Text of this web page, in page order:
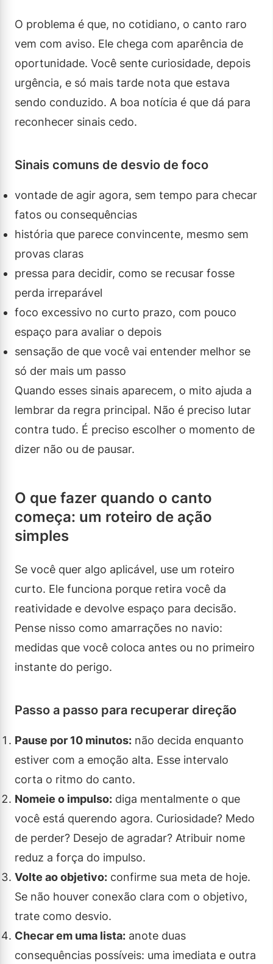
O problema é que, no cotidiano, o canto raro
vem com aviso. Ele chega com aparência de
oportunidade. Você sente curiosidade, depois
urgência, e só mais tarde nota que estava
sendo conduzido. A boa notícia é que dá para
reconhecer sinais cedo.
Sinais comuns de desvio de foco
vontade de agir agora, sem tempo para checar
fatos ou consequências
história que parece convincente, mesmo sem
provas claras
pressa para decidir, como se recusar fosse
perda irreparável
foco excessivo no curto prazo, com pouco
espaço para avaliar o depois
sensação de que você vai entender melhor se
só der mais um passo
Quando esses sinais aparecem, o mito ajuda a
lembrar da regra principal. Não é preciso lutar
contra tudo. É preciso escolher o momento de
dizer não ou de pausar.
O que fazer quando o canto
começa: um roteiro de ação
simples
Se você quer algo aplicável, use um roteiro
curto. Ele funciona porque retira você da
reatividade e devolve espaço para decisão.
Pense nisso como amarrações no navio:
medidas que você coloca antes ou no primeiro
instante do perigo.
Passo a passo para recuperar direção
Pause por 10 minutos: não decida enquanto
estiver com a emoção alta. Esse intervalo
corta o ritmo do canto.
Nomeie o impulso: diga mentalmente o que
você está querendo agora. Curiosidade? Medo
de perder? Desejo de agradar? Atribuir nome
reduz a força do impulso.
Volte ao objetivo: confirme sua meta de hoje.
Se não houver conexão clara com o objetivo,
trate como desvio.
Checar em uma lista: anote duas
consequências possíveis: uma imediata e outra